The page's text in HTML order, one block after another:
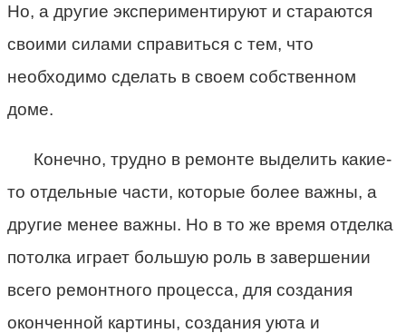
Но, а другие экспериментируют и стараются
своими силами справиться с тем, что
необходимо сделать в своем собственном
доме.
Конечно, трудно в ремонте выделить какие-
то отдельные части, которые более важны, а
другие менее важны. Но в то же время отделка
потолка играет большую роль в завершении
всего ремонтного процесса, для создания
оконченной картины, создания уюта и